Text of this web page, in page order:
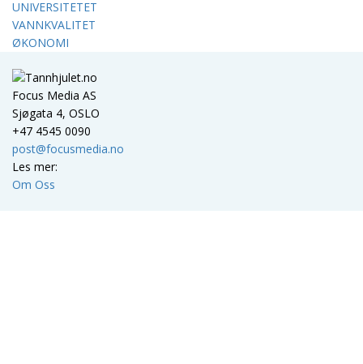
UNIVERSITETET
VANNKVALITET
ØKONOMI
Focus Media AS
Sjøgata 4, OSLO
+47 4545 0090
post@focusmedia.no
Les mer:
Om Oss